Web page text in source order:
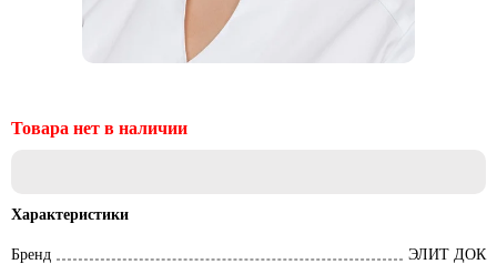
Характеристики
Бренд
ЭЛИТ ДОК